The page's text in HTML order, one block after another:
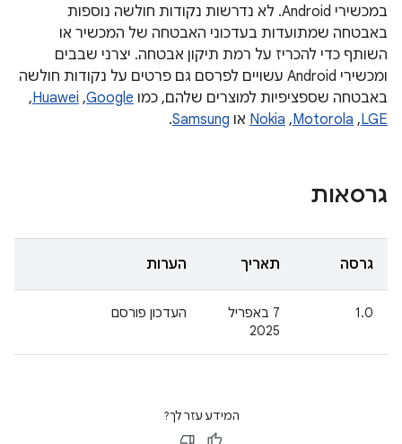
במכשירי Android. לא נדרשות נקודות חולשה נוספות
באבטחה שמתועדות בעדכוני האבטחה של המכשיר או
השותף כדי להכריז על רמת תיקון אבטחה. יצרני שבבים
ומכשירי Android עשויים לפרסם גם פרטים על נקודות חולשה
באבטחה שספציפיות למוצרים שלהם, כמו Google
,‏
Huawei
,‏
LGE
,‏
Motorola
,‏
Nokia או Samsung
.
גרסאות
גרסה תאריך הערות
1.0
7 באפריל
2025
העדכון פורסם
המידע עזר לך?